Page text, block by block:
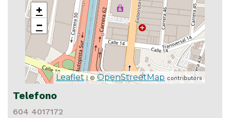
+
−
Leaflet| ©OpenStreetMap contributors
Telefono
604 4017172